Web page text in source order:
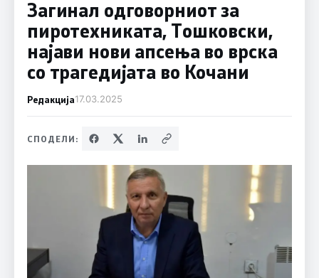
Загинал одговорниот за
пиротехниката, Тошковски,
најави нови апсења во врска
со трагедијата во Кочани
Редакција17.03.2025
СПОДЕЛИ: